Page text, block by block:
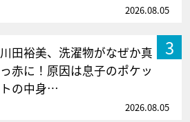
2026.08.05
3
川田裕美、洗濯物がなぜか真
っ赤に！原因は息子のポケッ
トの中身…
2026.08.05